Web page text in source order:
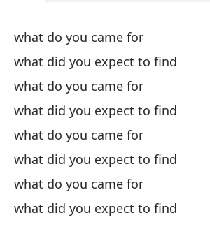
what do you came for
what did you expect to find
what do you came for
what did you expect to find
what do you came for
what did you expect to find
what do you came for
what did you expect to find